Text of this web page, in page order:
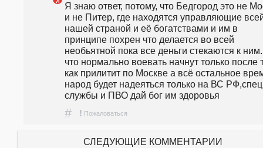
Я знаю ответ, потому, что Бедгород это не
и не Питер, где находятся управляющие
нашей страной и её богатствами и им в
принципе похрен что делается во всей
необьятной пока все деньги стекаются к
что нормально воевать начнут только после
как прилитит по Москве а всё остальное
народ будет надеяться только на ВС РФ,спец
службы и ПВО дай бог им здоровья
# ! Пожаловаться
СЛЕДУЮЩИЕ КОММЕНТАРИИ